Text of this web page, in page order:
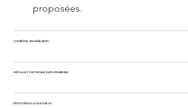
proposées.
conditions de réalisation
retrouvez nos tenues personnalisées
information sur la livraison